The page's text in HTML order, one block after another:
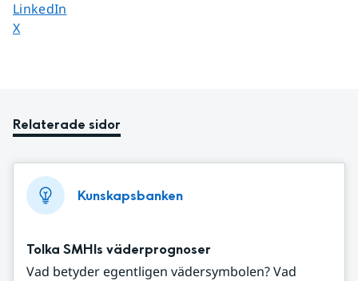
Dela sidan på
LinkedIn
Dela sidan på
X
Relaterade sidor
Kunskapsbanken
Tolka SMHIs väderprognoser
Vad betyder egentligen vädersymbolen? Vad